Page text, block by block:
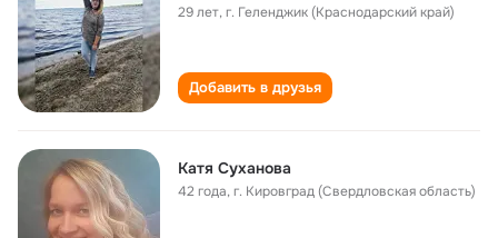
29 лет,г. Геленджик (Краснодарский край)
Добавить в друзья
Катя Суханова
42 года,г. Кировград (Свердловская область)